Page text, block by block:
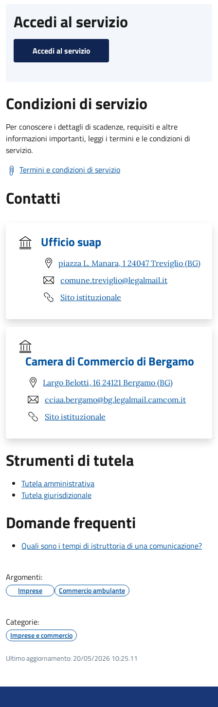
Accedi al servizio
Accedi al servizio
Condizioni di servizio
Per conoscere i dettagli di scadenze, requisiti e altre
informazioni importanti, leggi i termini e le condizioni di
servizio.
Termini e condizioni di servizio
Contatti
Ufficio suap
piazza L. Manara, 1 24047 Treviglio (BG)
comune.treviglio@legalmail.it
Sito istituzionale
Camera di Commercio di Bergamo
Largo Belotti, 16 24121 Bergamo (BG)
cciaa.bergamo@bg.legalmail.camcom.it
Sito istituzionale
Strumenti di tutela
Tutela amministrativa
Tutela giurisdizionale
Domande frequenti
Quali sono i tempi di istruttoria di una comunicazione?
Argomenti:
Imprese Commercio ambulante
Categorie:
Imprese e commercio
Ultimo aggiornamento: 20/05/2026 10:25.11